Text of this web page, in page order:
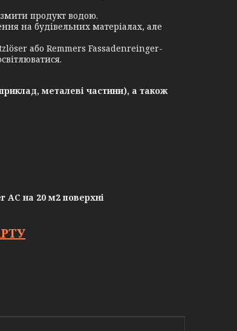
продукт водою.
на будівельних матеріалах, але
або Remmers Fassadenreinger-
металеві частини), а також
AC на 20 м2 поверхні